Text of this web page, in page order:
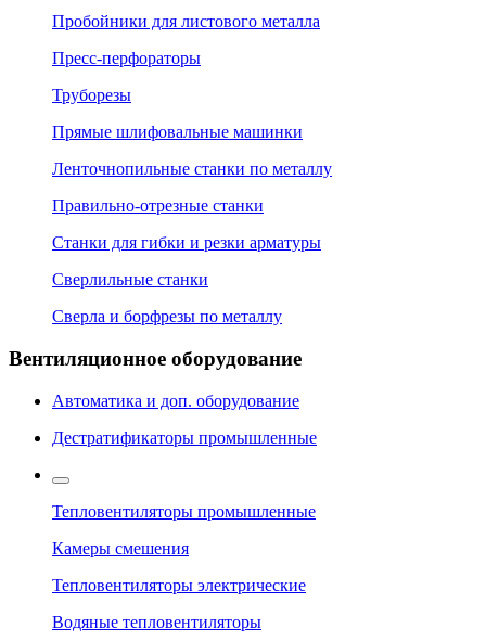
Пробойники для листового металла
Пресс-перфораторы
Труборезы
Прямые шлифовальные машинки
Ленточнопильные станки по металлу
Правильно-отрезные станки
Станки для гибки и резки арматуры
Сверлильные станки
Сверла и борфрезы по металлу
Вентиляционное оборудование
Автоматика и доп. оборудование
Дестратификаторы промышленные
Тепловентиляторы промышленные
Камеры смешения
Тепловентиляторы электрические
Водяные тепловентиляторы